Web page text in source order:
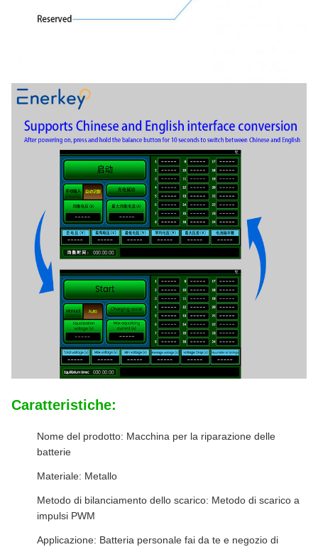
Caratteristiche:
Nome del prodotto: Macchina per la riparazione delle
batterie
Materiale: Metallo
Metodo di bilanciamento dello scarico: Metodo di scarico a
impulsi PWM
Applicazione: Batteria personale fai da te e negozio di